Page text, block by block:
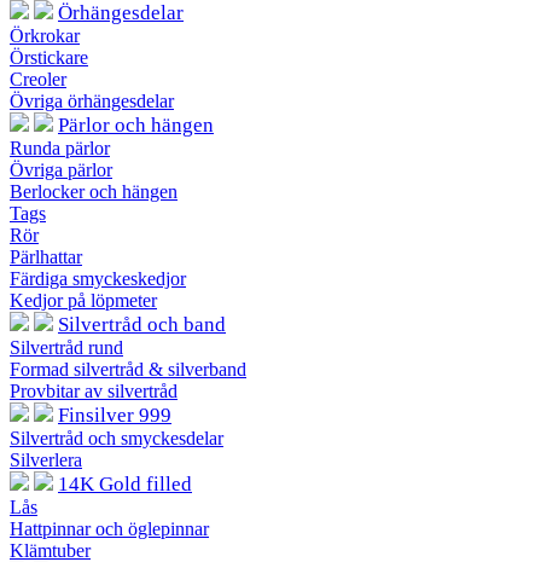
Örhängesdelar
Örkrokar
Örstickare
Creoler
Övriga örhängesdelar
Pärlor och hängen
Runda pärlor
Övriga pärlor
Berlocker och hängen
Tags
Rör
Pärlhattar
Färdiga smyckeskedjor
Kedjor på löpmeter
Silvertråd och band
Silvertråd rund
Formad silvertråd & silverband
Provbitar av silvertråd
Finsilver 999
Silvertråd och smyckesdelar
Silverlera
14K Gold filled
Lås
Hattpinnar och öglepinnar
Klämtuber